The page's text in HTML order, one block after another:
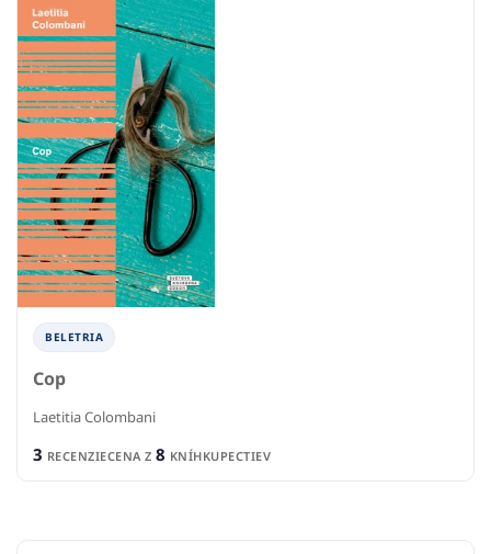
BELETRIA
Cop
Laetitia Colombani
3 RECENZIECENA Z 8 KNÍHKUPECTIEV